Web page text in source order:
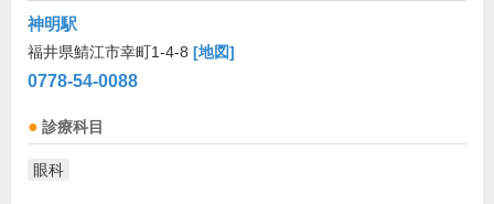
神明駅
福井県鯖江市幸町1-4-8 [地図]
0778-54-0088
診療科目
眼科